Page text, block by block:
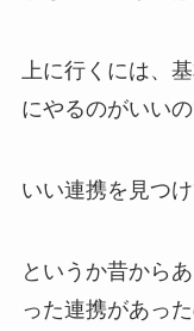
上に行くには、
にやるのがいいの
いい連携を見つ
というか昔から
った連携があった